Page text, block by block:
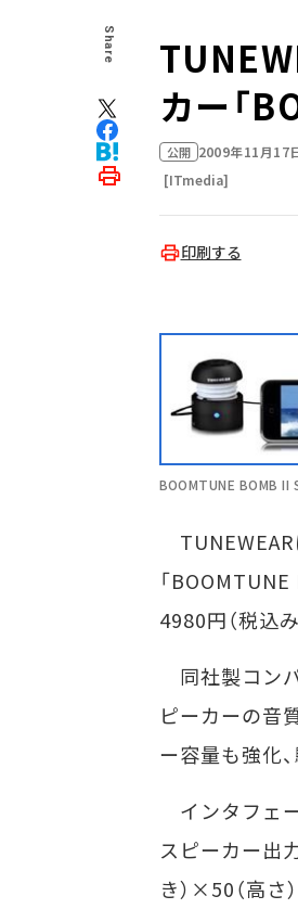
Share
カー「
公開 2009年11月17
[ITmedia]
印刷する
BOOMTUNE BOMB II
TUNEWEAR
「
4980円（税込み
同社製コン
ピーカーの音
ー容量も強化
インタフェ
スピーカー出
き）×50（高さ